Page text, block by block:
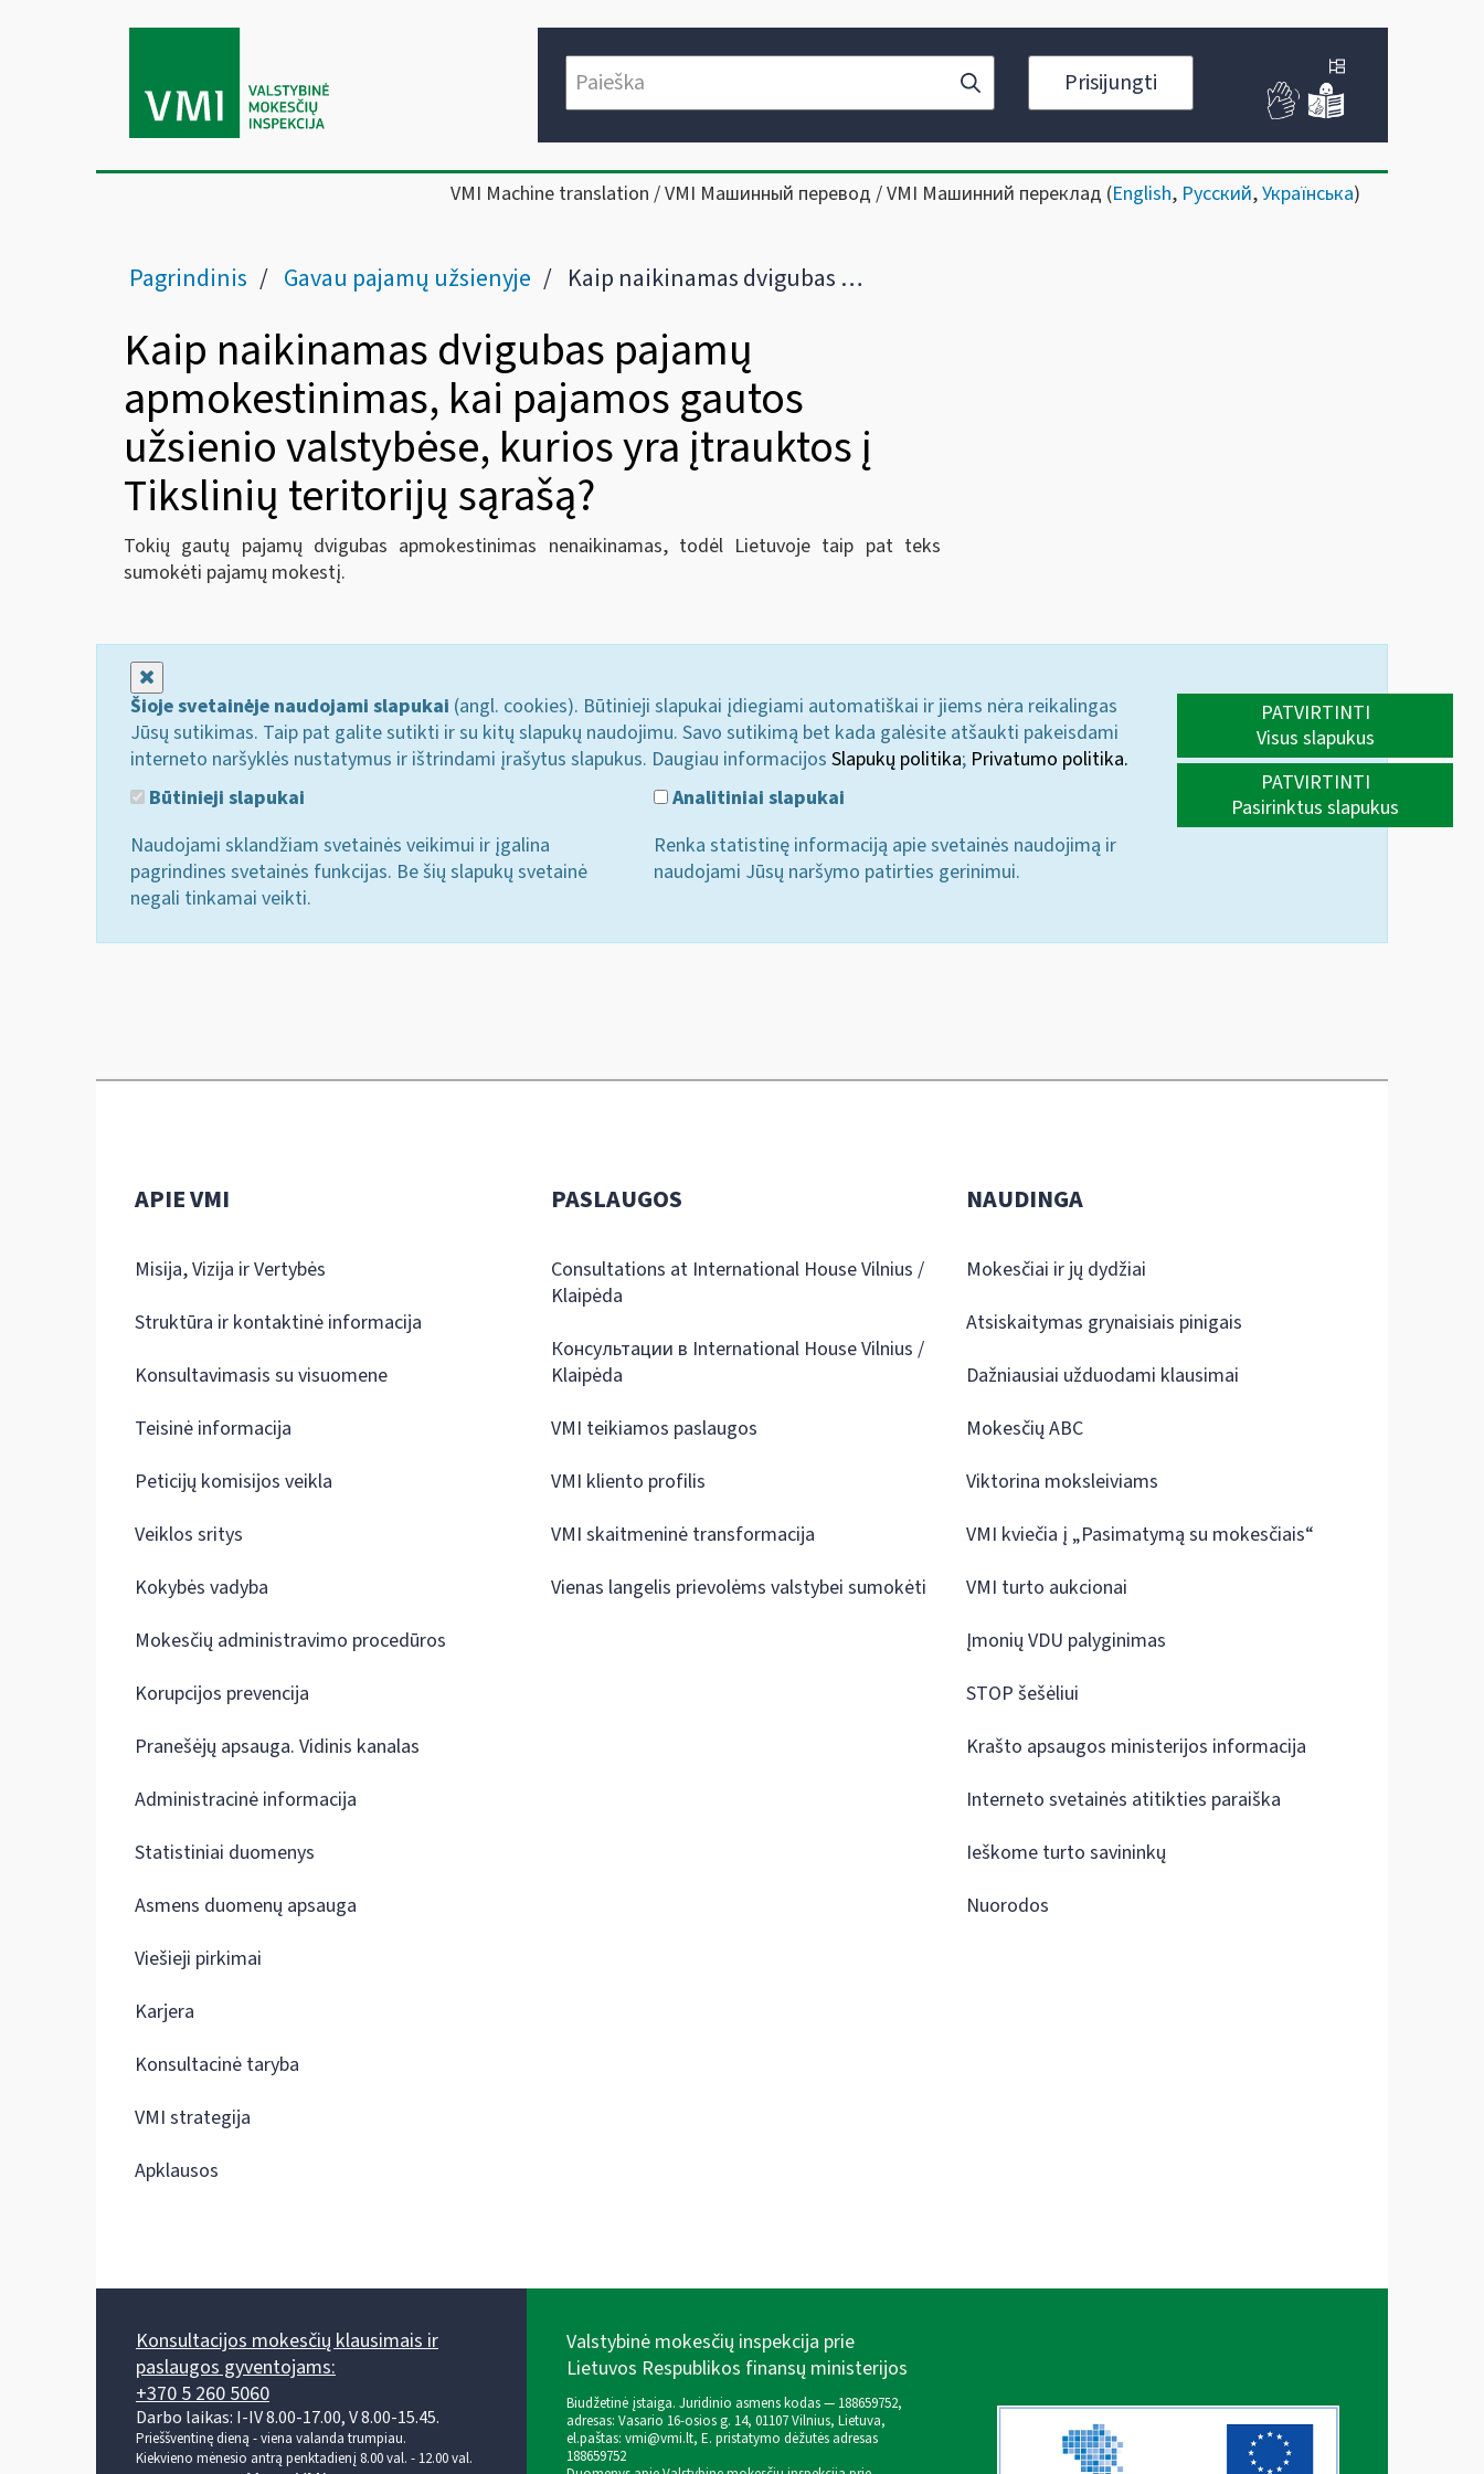
Prisijungti
VMI Machine translation / VMI Машинный перевод / VMI Машинний переклад (English, Русский,Українська)
Pagrindinis Gavau pajamų užsienyje Kaip naikinamas dvigubas pajamų apmokestinimas, kai pajamos gautos užsienio valstybėse, kurios yra įtrauktos į Tikslinių teritorijų sąrašą?
Kaip naikinamas dvigubas pajamų
apmokestinimas, kai pajamos gautos
užsienio valstybėse, kurios yra įtrauktos į
Tikslinių teritorijų sąrašą?
Tokių gautų pajamų dvigubas apmokestinimas nenaikinamas, todėl Lietuvoje taip pat teks
sumokėti pajamų mokestį.
Šioje svetainėje naudojami slapukai (angl. cookies). Būtinieji slapukai įdiegiami automatiškai ir jiems nėra reikalingas
Jūsų sutikimas. Taip pat galite sutikti ir su kitų slapukų naudojimu. Savo sutikimą bet kada galėsite atšaukti pakeisdami
interneto naršyklės nustatymus ir ištrindami įrašytus slapukus. Daugiau informacijos Slapukų politika; Privatumo politika.
Būtinieji slapukai
Naudojami sklandžiam svetainės veikimui ir įgalina
pagrindines svetainės funkcijas. Be šių slapukų svetainė
negali tinkamai veikti.
Analitiniai slapukai
Renka statistinę informaciją apie svetainės naudojimą ir
naudojami Jūsų naršymo patirties gerinimui.
PATVIRTINTI
Visus slapukus
PATVIRTINTI
Pasirinktus slapukus
APIE VMI
Misija, Vizija ir Vertybės
Struktūra ir kontaktinė informacija
Konsultavimasis su visuomene
Teisinė informacija
Peticijų komisijos veikla
Veiklos sritys
Kokybės vadyba
Mokesčių administravimo procedūros
Korupcijos prevencija
Pranešėjų apsauga. Vidinis kanalas
Administracinė informacija
Statistiniai duomenys
Asmens duomenų apsauga
Viešieji pirkimai
Karjera
Konsultacinė taryba
VMI strategija
Apklausos
PASLAUGOS
Consultations at International House Vilnius /
Klaipėda
Консультации в International House Vilnius /
Klaipėda
VMI teikiamos paslaugos
VMI kliento profilis
VMI skaitmeninė transformacija
Vienas langelis prievolėms valstybei sumokėti
NAUDINGA
Mokesčiai ir jų dydžiai
Atsiskaitymas grynaisiais pinigais
Dažniausiai užduodami klausimai
Mokesčių ABC
Viktorina moksleiviams
VMI kviečia į „Pasimatymą su mokesčiais“
VMI turto aukcionai
Įmonių VDU palyginimas
STOP šešėliui
Krašto apsaugos ministerijos informacija
Interneto svetainės atitikties paraiška
Ieškome turto savininkų
Nuorodos
Konsultacijos mokesčių klausimais ir
paslaugos gyventojams:
+370 5 260 5060
Darbo laikas: I-IV 8.00-17.00, V 8.00-15.45.
Prieššventinę dieną - viena valanda trumpiau.
Kiekvieno mėnesio antrą penktadienį 8.00 val. - 12.00 val.
Valstybinė mokesčių inspekcija prie
Lietuvos Respublikos finansų ministerijos
Biudžetinė įstaiga. Juridinio asmens kodas — 188659752,
adresas: Vasario 16-osios g. 14, 01107 Vilnius, Lietuva,
el.paštas: vmi@vmi.lt, E. pristatymo dėžutės adresas
188659752